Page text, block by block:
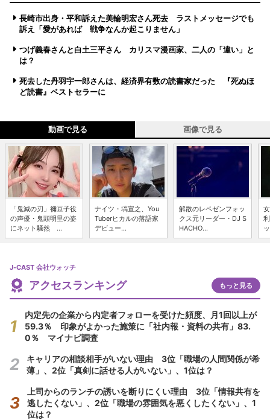
長崎市出身・平和訴えた美輪明宏さん死去 ラストメッセージでも
訴え「愛があれば 戦争なんか起こりません」
つげ義春さんと白土三平さん カリスマ漫画家、二人の「違い」と
は？
死去した丹羽宇一郎さんは、経済界有数の読書家だった 『死ぬほ
ど読書』ベストセラーに
動画で見る 画像で見る
「鬼滅の刃」禰豆子役
の声優・鬼頭明里の姿
にネット騒然 ...
ナイツ・塙宣之、You
Tuberヒカルの落語家
デビュー...
解散のレペゼンフォッ
クス元リーダー・DJ S
HACHO...
J-CAST 会社ウォッチ
アクセスランキング もっと見る
内定先の企業から内定者フォローを受けた頻度、月1回以上が
59.3％ 印象がよかった施策に「社内報・資料の共有」83.
0％ マイナビ調査
キャリアの相談相手がいない理由 3位「職場の人間関係が希
薄」、2位「真剣に話せる人がいない」、1位は？
上司からのランチの誘いを断りにくい理由 3位「情報共有を
逃したくない」、2位「職場の雰囲気を悪くしたくない」、1
位は？